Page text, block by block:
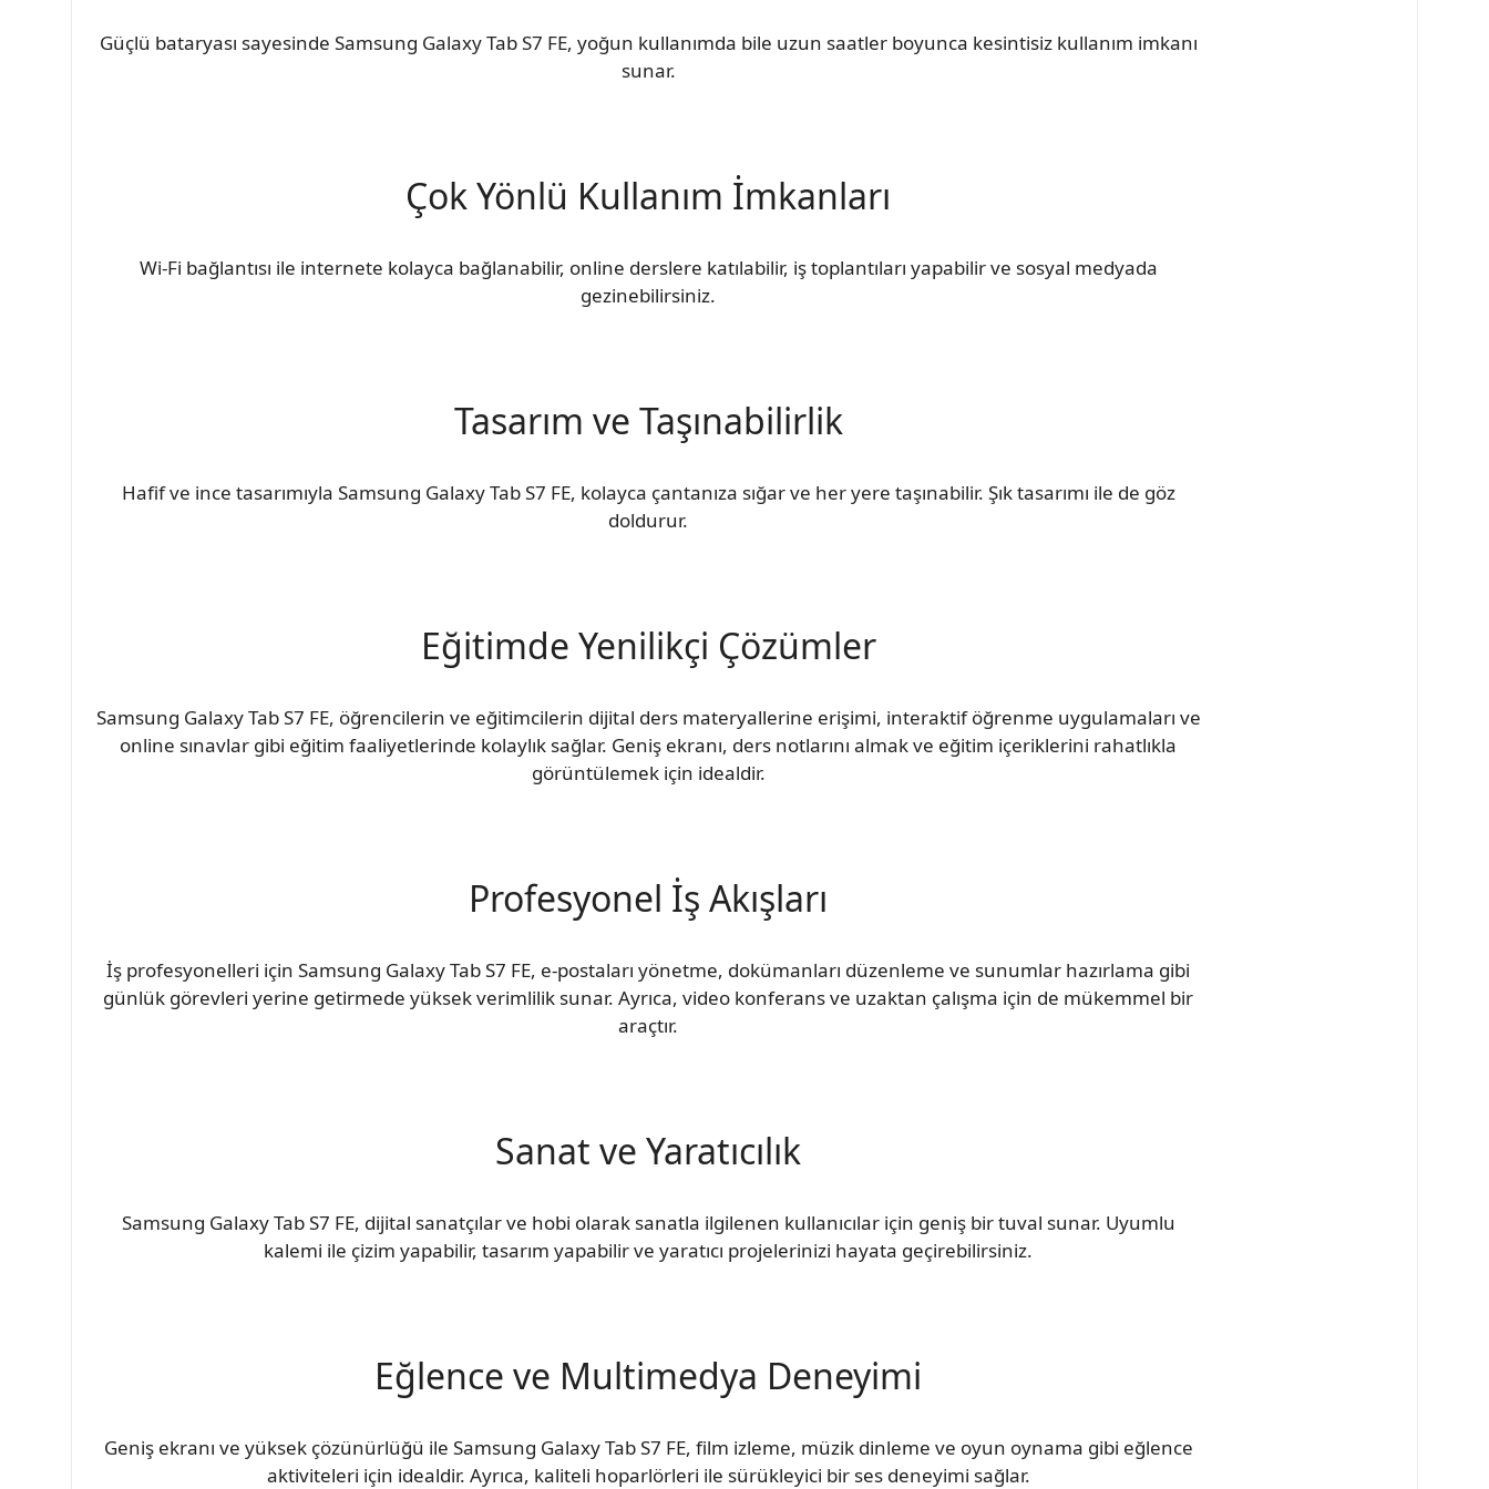
Güçlü bataryası sayesinde Samsung Galaxy Tab S7 FE, yoğun kullanımda bile uzun saatler boyunca kesintisiz kullanım imkanı
sunar.
Çok Yönlü Kullanım İmkanları
Wi-Fi bağlantısı ile internete kolayca bağlanabilir, online derslere katılabilir, iş toplantıları yapabilir ve sosyal medyada
gezinebilirsiniz.
Tasarım ve Taşınabilirlik
Hafif ve ince tasarımıyla Samsung Galaxy Tab S7 FE, kolayca çantanıza sığar ve her yere taşınabilir. Şık tasarımı ile de göz
doldurur.
Eğitimde Yenilikçi Çözümler
Samsung Galaxy Tab S7 FE, öğrencilerin ve eğitimcilerin dijital ders materyallerine erişimi, interaktif öğrenme uygulamaları ve
online sınavlar gibi eğitim faaliyetlerinde kolaylık sağlar. Geniş ekranı, ders notlarını almak ve eğitim içeriklerini rahatlıkla
görüntülemek için idealdir.
Profesyonel İş Akışları
İş profesyonelleri için Samsung Galaxy Tab S7 FE, e-postaları yönetme, dokümanları düzenleme ve sunumlar hazırlama gibi
günlük görevleri yerine getirmede yüksek verimlilik sunar. Ayrıca, video konferans ve uzaktan çalışma için de mükemmel bir
araçtır.
Sanat ve Yaratıcılık
Samsung Galaxy Tab S7 FE, dijital sanatçılar ve hobi olarak sanatla ilgilenen kullanıcılar için geniş bir tuval sunar. Uyumlu
kalemi ile çizim yapabilir, tasarım yapabilir ve yaratıcı projelerinizi hayata geçirebilirsiniz.
Eğlence ve Multimedya Deneyimi
Geniş ekranı ve yüksek çözünürlüğü ile Samsung Galaxy Tab S7 FE, film izleme, müzik dinleme ve oyun oynama gibi eğlence
aktiviteleri için idealdir. Ayrıca, kaliteli hoparlörleri ile sürükleyici bir ses deneyimi sağlar.